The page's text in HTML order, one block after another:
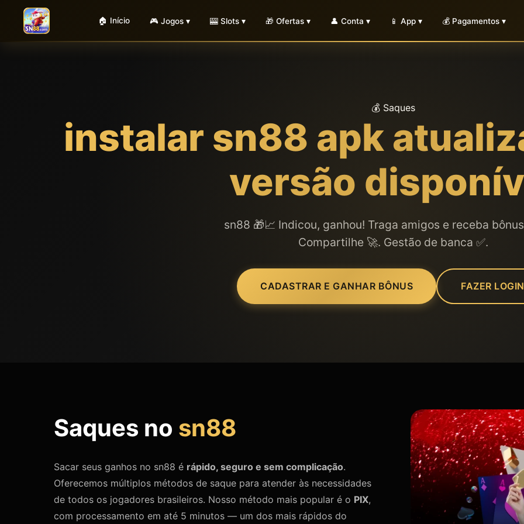
🏠 Início 🎮 Jogos ▾ 🎰 Slots ▾ 🎁 Ofertas ▾ 👤 Conta ▾ 📱 App ▾ 💰 Pagamentos ▾
💰 Saques
instalar sn88 apk
versão
sn88 🎁📈 Indicou, ganhou! Traga amigos e receba
Compartilhe 🚀. Gestão de banca ✅.
CADASTRAR E GANHAR BÔNUS FAZER LOGIN
Saques no sn88
Sacar seus ganhos no sn88 é rápido, seguro e sem complicação.
Oferecemos múltiplos métodos de saque para atender às necessidades
de todos os jogadores brasileiros. Nosso método mais popular é o PIX,
com processamento em até 5 minutos — um dos mais rápidos do